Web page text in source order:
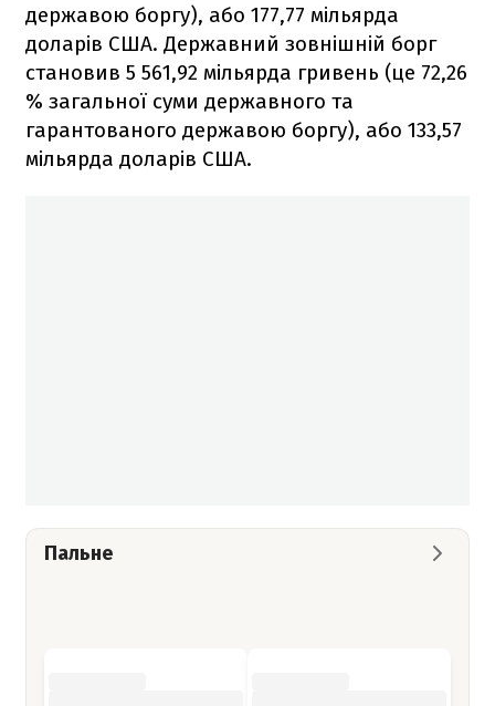
державою боргу), або 177,77 мільярда
доларів США. Державний зовнішній борг
становив 5 561,92 мільярда гривень (це 72,26
% загальної суми державного та
гарантованого державою боргу), або 133,57
мільярда доларів США.
Пальне